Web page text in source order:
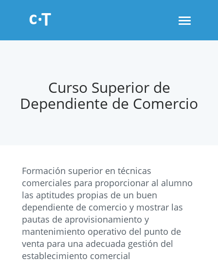
Toggle
Curso Superior de
Dependiente de Comercio
Formación superior en técnicas
comerciales para proporcionar al alumno
las aptitudes propias de un buen
dependiente de comercio y mostrar las
pautas de aprovisionamiento y
mantenimiento operativo del punto de
venta para una adecuada gestión del
establecimiento comercial